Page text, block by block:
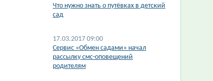
Что нужно знать о путёвках в детский
сад
17.03.2017 09:00
Сервис «Обмен садами» начал
рассылку смс-оповещений
родителям